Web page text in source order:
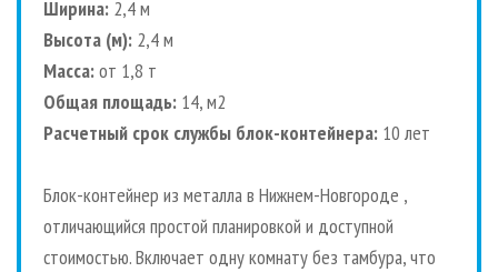
Ширина: 2,4 м
Высота (м): 2,4 м
Масса:от 1,8 т
Общая площадь: 14, м2
Расчетный срок службы блок-контейнера: 10 лет
Блок-контейнер из металла в Нижнем-Новгороде ,
отличающийся простой планировкой и доступной
стоимостью. Включает одну комнату без тамбура, что